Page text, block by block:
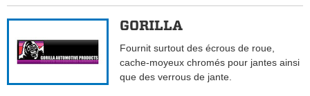
GORILLA
Fournit surtout des écrous de roue,
cache-moyeux chromés pour jantes ainsi
que des verrous de jante.